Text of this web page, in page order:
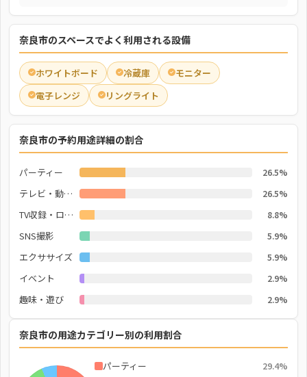
奈良市のスペースでよく利用される設備
ホワイトボード 冷蔵庫
モニター
電子レンジ
リングライト
奈良市の予約用途詳細の割合
パーティー 26.5%
テレビ・動画鑑賞 26.5%
TV収録・ロケ撮影 8.8%
SNS撮影 5.9%
エクササイズ 5.9%
イベント 2.9%
趣味・遊び 2.9%
奈良市の用途カテゴリー別の利用割合
パーティー 29.4%